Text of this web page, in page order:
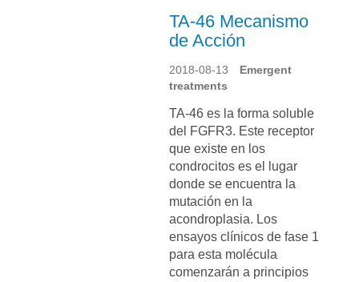
TA-46 Mecanismo
de Acción
2018-08-13
Emergent
treatments
TA-46 es la forma soluble
del FGFR3. Este receptor
que existe en los
condrocitos es el lugar
donde se encuentra la
mutación en la
acondroplasia. Los
ensayos clínicos de fase 1
para esta molécula
comenzarán a principios